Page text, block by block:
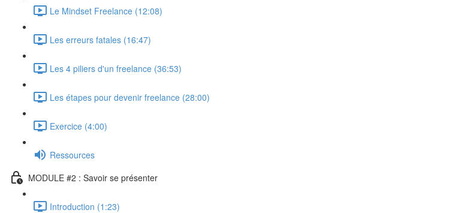
Le Mindset Freelance (12:08)
Les erreurs fatales (16:47)
Les 4 piliers d'un freelance (36:53)
Les étapes pour devenir freelance (28:00)
Exercice (4:00)
Ressources
MODULE #2 : Savoir se présenter
Introduction (1:23)